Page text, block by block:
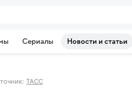
Сериалы Новости и статьи
ТАСС